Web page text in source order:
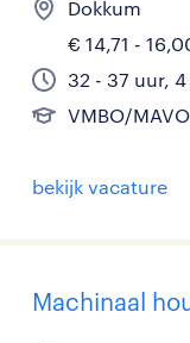
Dokkum
€ 14,71 -
32 - 37 uur,
VMBO/MAVO
bekijk vacature
Machinaal